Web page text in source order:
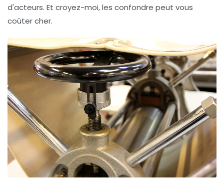
d'acteurs. Et croyez-moi, les confondre peut vous
coûter cher.